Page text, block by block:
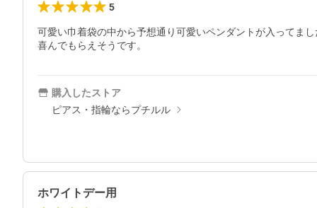
5
可愛い巾着袋の中から予想通り可愛いペンダントが入ってまし
喜んでもらえそうです。
購入したストア
ピアス・指輪ならプチルル
ホワイトデー用